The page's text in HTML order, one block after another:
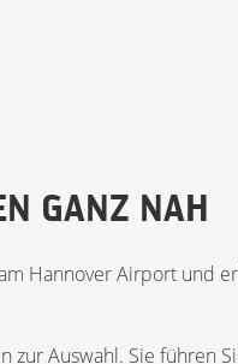
GANZ NAH
Hannover Airport und
zur Auswahl. Sie führen